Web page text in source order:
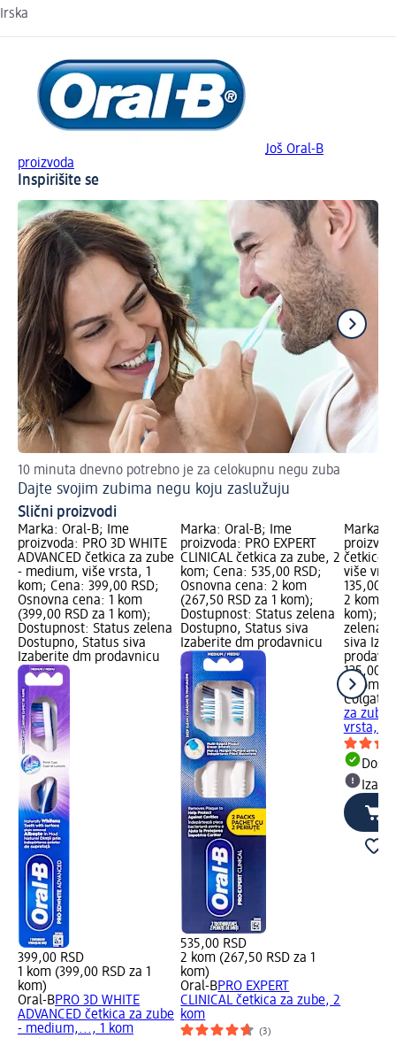
Irska
Još Oral-B
proizvoda
Inspirišite se
10 minuta dnevno potrebno je za celokupnu negu zuba
Dajte svojim zubima negu koju zaslužuju
Slični proizvodi
Marka: Oral-B; Ime
proizvoda: PRO 3D WHITE
ADVANCED četkica za zube
- medium, više vrsta, 1
kom; Cena: 399,00 RSD;
Osnovna cena: 1 kom
(399,00 RSD za 1 kom);
Dostupnost: Status zelena
Dostupno, Status siva
Izaberite dm prodavnicu
399,00 RSD
1 kom (399,00 RSD za 1
kom)
Oral-BPRO 3D WHITE
ADVANCED četkica za zube
- medium,..., 1 kom
Marka: Oral-B; Ime
proizvoda: PRO EXPERT
CLINICAL četkica za zube, 2
kom; Cena: 535,00 RSD;
Osnovna cena: 2 kom
(267,50 RSD za 1 kom);
Dostupnost: Status zelena
Dostupno, Status siva
Izaberite dm prodavnicu
535,00 RSD
2 kom (267,50 RSD za 1
kom)
Oral-BPRO EXPERT
CLINICAL četkica za zube, 2
kom
(3)
Marka:
četkice
više
135,00
2 kom
kom);
zelena
siva
135,00
2 kom
Colgate
za zube
vrsta, 2